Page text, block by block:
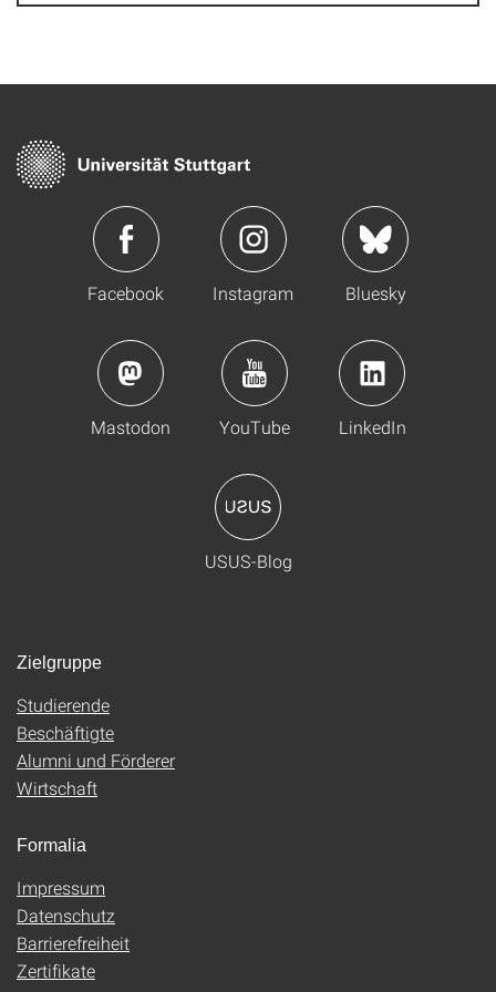
Facebook Instagram Bluesky
Mastodon YouTube LinkedIn
USUS-Blog
Zielgruppe
Studierende
Beschäftigte
Alumni und Förderer
Wirtschaft
Formalia
Impressum
Datenschutz
Barrierefreiheit
Zertifikate